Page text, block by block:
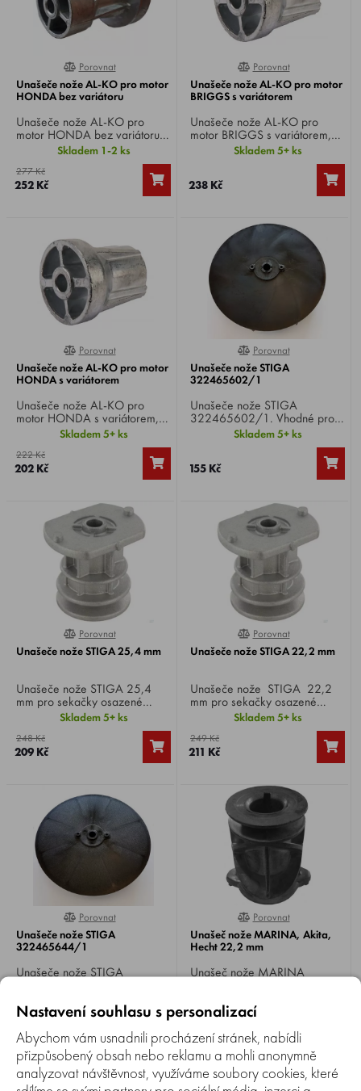
0%
Porovnat
Unašeče nože AL-KO pro motor
HONDA bez variátoru
Unašeče nože AL-KO pro
motor HONDA bez variátoru,
průměr hřídele 25,4 mm.
Vhodné pro sekačky AL-KO
520 SP-H, 51.9 SP-H.
Skladem 1-2 ks
277 Kč
252 Kč
0%
Porovnat
Unašeče nože AL-KO pro motor
BRIGGS s variátorem
Unašeče nože AL-KO pro
motor BRIGGS s variátorem,
průměr hřídele 22,2 mm.
Vhodné pro sekačky AL-KO
520 VS-H, 5.18 VS-B, 470
VS-B, 473 VS-B.
Skladem 5+ ks
238 Kč
100%
Porovnat
Unašeče nože AL-KO pro motor
HONDA s variátorem
Unašeče nože AL-KO pro
motor HONDA s variátorem,
průměr hřídele 25,4 mm.
Vhodné pro sekačky AL-KO
521 VS-H.
Skladem 5+ ks
222 Kč
202 Kč
100%
Porovnat
Unašeče nože STIGA
322465602/1
Unašeče nože STIGA
322465602/1. Vhodné pro
elektrické sekačky Stiga,
CastelGarden, GGP, Gardol a
Skladem 5+ ks
155 Kč
100%
Porovnat
Unašeče nože STIGA 25,4 mm
Unašeče nože STIGA 25,4
mm pro sekačky osazené
motorem HONDA. Vhodné pro
sekačky Stiga, CastelGarden,
GGP, Gardol a další.
Nahrazuje 22465608/0,
Skladem 5+ ks
248 Kč
209 Kč
100%
Porovnat
Unašeče nože STIGA 22,2 mm
Unašeče nože STIGA 22,2
mm pro sekačky osazené
motorem BRIGGS. Vhodné pro
sekačky Stiga, CastelGarden,
GGP, Gardol a další.
Nahrazuje 22465607/0,
Skladem 5+ ks
249 Kč
211 Kč
0%
Porovnat
Unašeče nože STIGA
322465644/1
Unašeče nože STIGA
CastelGarden, GGP, Gardol,
131 Kč
0%
Porovnat
Unašeč nože MARINA, Akita,
Hecht 22,2 mm
Unašeč nože MARINA
Akita, Hecht .
415 Kč
Nastavení souhlasu s personalizací
Abychom vám usnadnili procházení stránek, nabídli
přizpůsobený obsah nebo reklamu a mohli anonymně
analyzovat návštěvnost, využíváme soubory cookies, které